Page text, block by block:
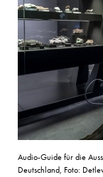
Audio-Guide für die
Deutschland, Foto: